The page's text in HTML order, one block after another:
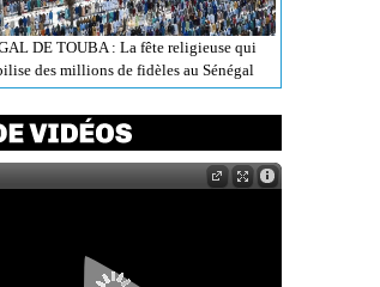
DE TOUBA : La fête religieuse qui
des millions de fidèles au Sénégal